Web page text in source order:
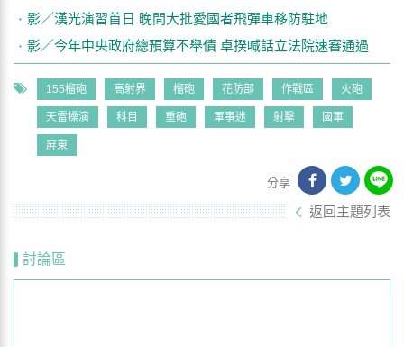
影／漢光演習首日 晚間大批愛國者飛彈車移防駐地
影／今年中央政府總預算不舉債 卓揆喊話立法院速審通過
155榴砲 高射界 榴砲 花防部 作戰區 火砲
天雷操演 科目 重砲 軍事迷 射擊 國軍
屏東
分享
返回主題列表
討論區